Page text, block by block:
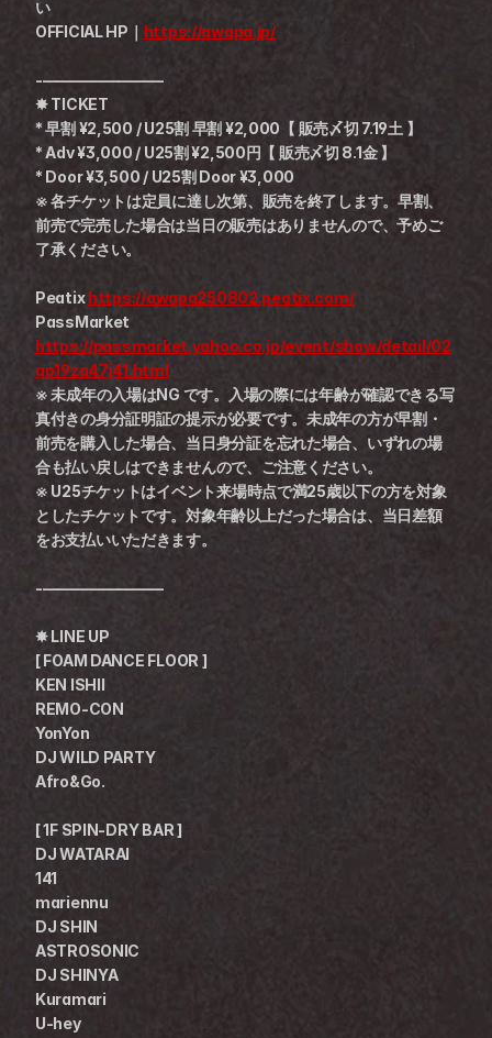
い
OFFICIAL HP｜ https://awapa.jp/
-————————
✸ TICKET
* 早割 ¥2,500 / U25割 早割 ¥2,000【 販売〆切 7.19土 】
* Adv ¥3,000 / U25割 ¥2,500円【 販売〆切 8.1金 】
* Door ¥3,500 / U25割 Door ¥3,000
※ 各チケットは定員に達し次第、販売を終了します。早割、
前売で完売した場合は当日の販売はありませんので、予めご
了承ください。
Peatix https://awapa250802.peatix.com/
https://passmarket.yahoo.co.jp/event/show/detail/02
qp19za47j41.html
※ 未成年の入場はNG です。入場の際には年齢が確認できる写
真付きの身分証明証の提示が必要です。未成年の方が早割・
前売を購入した場合、当日身分証を忘れた場合、いずれの場
合も払い戻しはできませんので、ご注意ください。
※ U25チケットはイベント来場時点で満25歳以下の方を対象
としたチケットです。対象年齢以上だった場合は、当日差額
をお支払いいただきます。
-————————
✸ LINE UP
[ FOAM DANCE FLOOR ]
KEN ISHII
REMO-CON
YonYon
DJ WILD PARTY
Afro&Go.
[ 1F SPIN-DRY BAR ]
DJ WATARAI
141
mariennu
DJ SHIN
ASTROSONIC
DJ SHINYA
Kuramari
U-hey